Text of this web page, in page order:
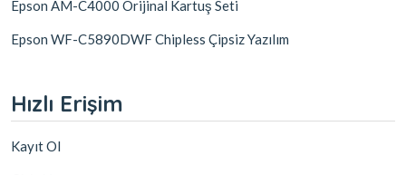
Epson AM-C4000 Orijinal Kartuş Seti
Epson WF-C5890DWF Chipless Çipsiz Yazılım
Hızlı Erişim
Kayıt Ol